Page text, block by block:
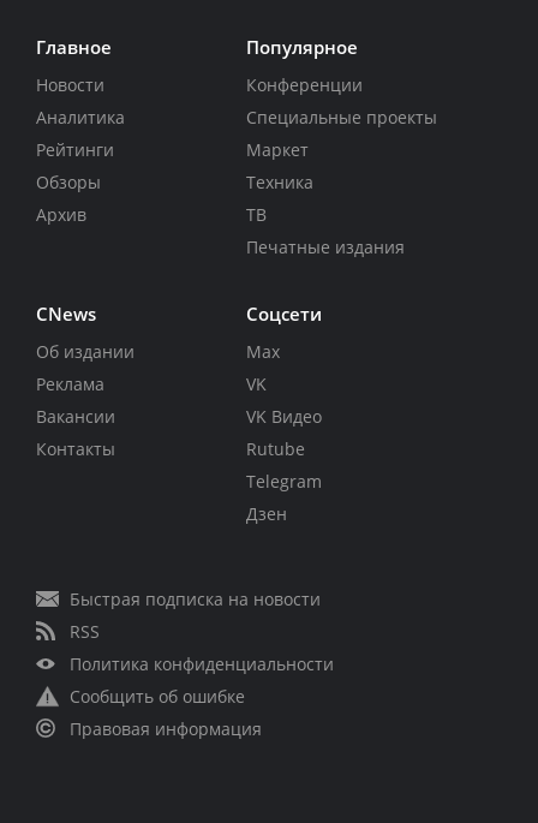
Главное
Новости
Аналитика
Рейтинги
Обзоры
Архив
Популярное
Конференции
Специальные проекты
Маркет
Техника
ТВ
Печатные издания
CNews
Об издании
Реклама
Вакансии
Контакты
Соцсети
Max
VK
VK Видео
Rutube
Telegram
Дзен
Быстрая подписка на новости
RSS
Политика конфиденциальности
Сообщить об ошибке
Правовая информация